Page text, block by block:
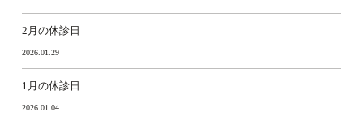
2月の休診日
2026.01.29
1月の休診日
2026.01.04